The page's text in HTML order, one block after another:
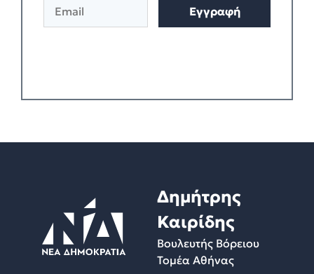
Εγγραφή
a
Δημήτρης
Καιρίδης
Βουλευτής Βόρειου
Τομέα Αθήνας